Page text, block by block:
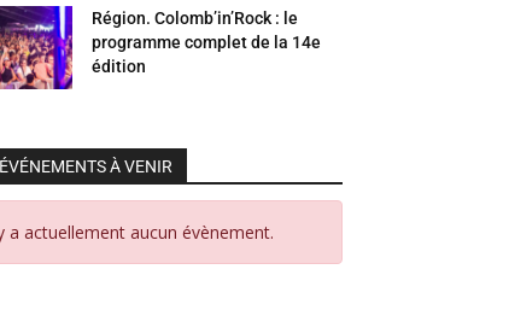
Région. Colomb’in’Rock : le
programme complet de la 14e
édition
À VENIR
a actuellement aucun évènement.